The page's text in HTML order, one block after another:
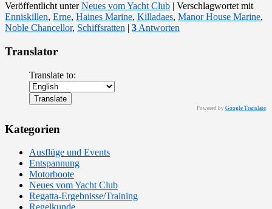
Veröffentlicht unter Neues vom Yacht Club | Verschlagwortet mit
Enniskillen, Erne, Haines Marine, Killadaes, Manor House Marine,
Noble Chancellor, Schiffsratten | 3Antworten
Translator
Translate to:
Powered by Google Translate
Kategorien
Ausflüge und Events
Entspannung
Motorboote
Neues vom Yacht Club
Regatta-Ergebnisse/Training